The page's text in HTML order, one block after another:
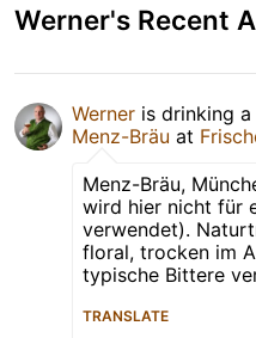
Werner's Recent
Werner is drinking a
Menz-Bräu at
Menz-Bräu,
wird hier nicht für
verwendet).
floral, trocken im
typische Bittere
TRANSLATE